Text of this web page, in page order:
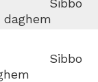
Sibbo
daghem
Sibbo